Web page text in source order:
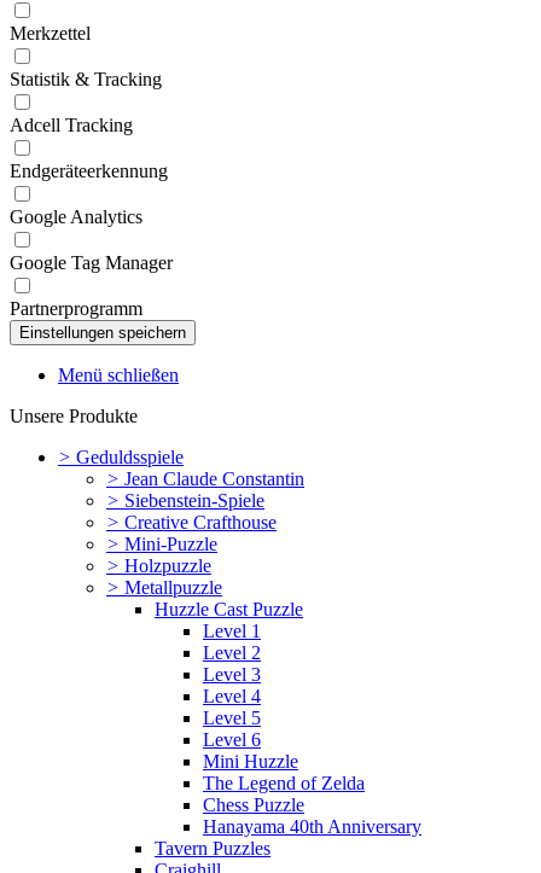
Merkzettel
Statistik & Tracking
Adcell Tracking
Endgeräteerkennung
Google Analytics
Google Tag Manager
Partnerprogramm
Menü schließen
Unsere Produkte
> Geduldsspiele
> Jean Claude Constantin
> Siebenstein-Spiele
> Creative Crafthouse
> Mini-Puzzle
> Holzpuzzle
> Metallpuzzle
Huzzle Cast Puzzle
Level 1
Level 2
Level 3
Level 4
Level 5
Level 6
Mini Huzzle
The Legend of Zelda
Chess Puzzle
Hanayama 40th Anniversary
Tavern Puzzles